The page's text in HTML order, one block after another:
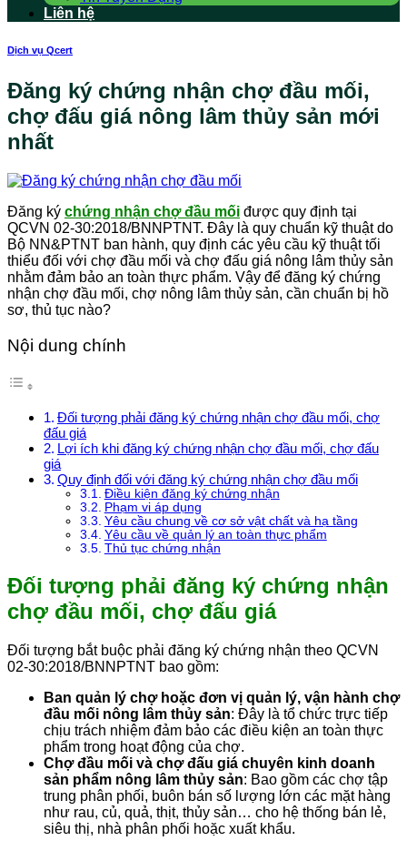
Liên hệ
Dịch vụ Qcert
Đăng ký chứng nhận chợ đầu mối,
chợ đấu giá nông lâm thủy sản mới
nhất
Đăng ký chứng nhận chợ đầu mối được quy định tại
QCVN 02-30:2018/BNNPTNT. Đây là quy chuẩn kỹ thuật do
Bộ NN&PTNT ban hành, quy định các yêu cầu kỹ thuật tối
thiểu đối với chợ đầu mối và chợ đấu giá nông lâm thủy sản
nhằm đảm bảo an toàn thực phẩm. Vậy để đăng ký chứng
nhận chợ đầu mối, chợ nông lâm thủy sản, cần chuẩn bị hồ
sơ, thủ tục nào?
Nội dung chính
Đối tượng phải đăng ký chứng nhận chợ đầu mối, chợ
đấu giá
Lợi ích khi đăng ký chứng nhận chợ đầu mối, chợ đấu
giá
Quy định đối với đăng ký chứng nhận chợ đầu mối
Điều kiện đăng ký chứng nhận
Phạm vi áp dụng
Yêu cầu chung về cơ sở vật chất và hạ tầng
Yêu cầu về quản lý an toàn thực phẩm
Thủ tục chứng nhận
Đối tượng phải đăng ký chứng nhận
chợ đầu mối, chợ đấu giá
Đối tượng bắt buộc phải đăng ký chứng nhận theo QCVN
02-30:2018/BNNPTNT bao gồm:
Ban quản lý chợ hoặc đơn vị quản lý, vận hành chợ
đầu mối nông lâm thủy sản: Đây là tổ chức trực tiếp
chịu trách nhiệm đảm bảo các điều kiện an toàn thực
phẩm trong hoạt động của chợ.
Chợ đầu mối và chợ đấu giá chuyên kinh doanh
sản phẩm nông lâm thủy sản: Bao gồm các chợ tập
trung phân phối, buôn bán số lượng lớn các mặt hàng
như rau, củ, quả, thịt, thủy sản… cho hệ thống bán lẻ,
siêu thị, nhà phân phối hoặc xuất khẩu.